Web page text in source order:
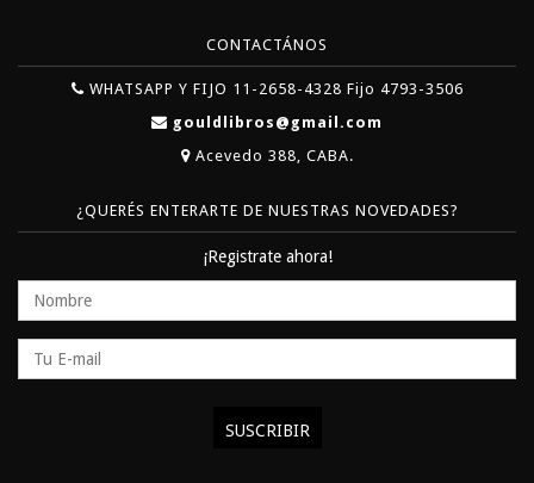
CONTACTÁNOS
WHATSAPP Y FIJO 11-2658-4328 Fijo 4793-3506
gouldlibros@gmail.com
Acevedo 388, CABA.
¿QUERÉS ENTERARTE DE NUESTRAS NOVEDADES?
¡Registrate ahora!